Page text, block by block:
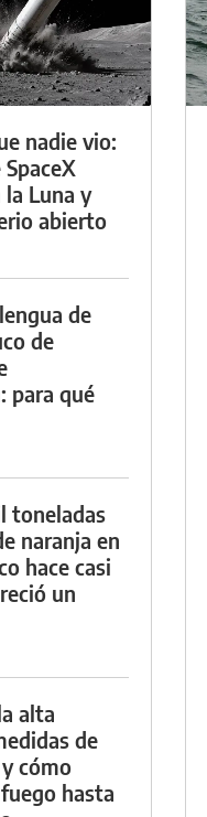
nadie vio:
Luna y
abierto
de
de
para qué
toneladas
naranja en
hace casi
un
alta
de
cómo
hasta